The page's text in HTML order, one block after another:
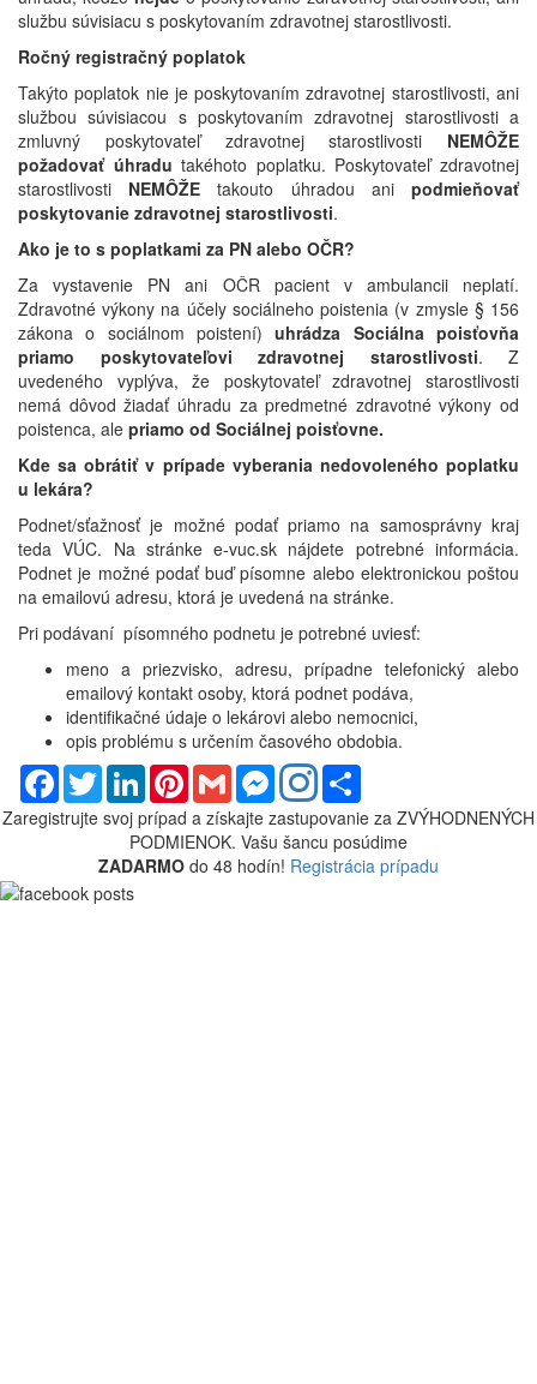
službu súvisiacu s poskytovaním zdravotnej starostlivosti.
Ročný registračný poplatok
Takýto poplatok nie je poskytovaním zdravotnej starostlivosti, ani
službou súvisiacou s poskytovaním zdravotnej starostlivosti a
zmluvný poskytovateľ zdravotnej starostlivosti NEMÔŽE
požadovať úhradu takéhoto poplatku. Poskytovateľ zdravotnej
starostlivosti NEMÔŽE takouto úhradou anipodmieňovať
poskytovanie zdravotnej starostlivosti.
Ako je to s poplatkami za PN alebo OČR?
Za vystavenie PN ani OČR pacient v ambulancii neplatí.
Zdravotné výkony na účely sociálneho poistenia (v zmysle § 156
zákona o sociálnom poistení)uhrádza Sociálna poisťovňa
priamo poskytovateľovi zdravotnej starostlivosti. Z
uvedeného vyplýva, že poskytovateľ zdravotnej starostlivosti
nemá dôvod žiadať úhradu za predmetné zdravotné výkony od
poistenca, ale priamo od Sociálnej poisťovne.​
Kde sa obrátiť v prípade vyberania nedovoleného poplatku
u lekára?
Podnet/sťažnosť je možné podať priamo na samosprávny kraj
teda VÚC. Na stránke e-vuc.sk nájdete potrebné informácia.
Podnet je možné podať buď písomne alebo elektronickou poštou
na emailovú adresu, ktorá je uvedená na stránke.
Pri podávaní písomného podnetu je potrebné uviesť:
meno a priezvisko, adresu, prípadne telefonický alebo
emailový kontakt osoby, ktorá podnet podáva,
identifikačné údaje o lekárovi alebo nemocnici,
opis problému s určením časového obdobia.
Facebook
TwitterLinkedInPinterestGmail Messenger
Zaregistrujte svoj prípad a získajte zastupovanie za ZVÝHODNENÝCH
PODMIENOK. Vašu šancu posúdime
ZADARMO do 48 hodín! Registrácia prípadu